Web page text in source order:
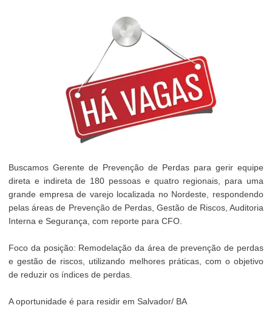
Buscamos Gerente de Prevenção de Perdas para gerir equipe
direta e indireta de 180 pessoas e quatro regionais, para uma
grande empresa de varejo localizada no Nordeste, respondendo
pelas áreas de Prevenção de Perdas, Gestão de Riscos, Auditoria
Interna e Segurança, com reporte para CFO.
Foco da posição: Remodelação da área de prevenção de perdas
e gestão de riscos, utilizando melhores práticas, com o objetivo
de reduzir os índices de perdas.
A oportunidade é para residir em Salvador/ BA